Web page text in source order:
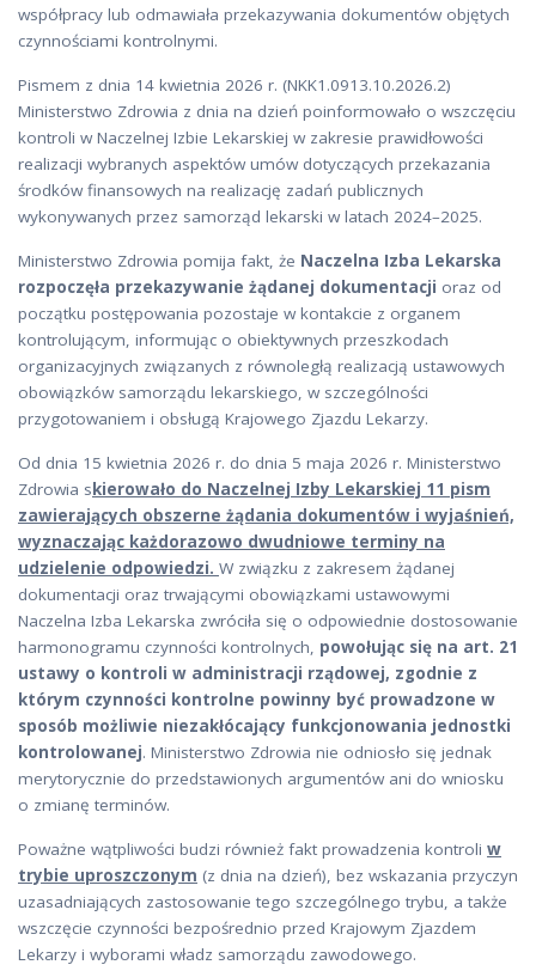
współpracy lub odmawiała przekazywania dokumentów objętych
czynnościami kontrolnymi.
Pismem z dnia 14 kwietnia 2026 r. (NKK1.0913.10.2026.2)
Ministerstwo Zdrowia z dnia na dzień poinformowało o wszczęciu
kontroli w Naczelnej Izbie Lekarskiej w zakresie prawidłowości
realizacji wybranych aspektów umów dotyczących przekazania
środków finansowych na realizację zadań publicznych
wykonywanych przez samorząd lekarski w latach 2024–2025.
Ministerstwo Zdrowia pomija fakt, że Naczelna Izba Lekarska
rozpoczęła przekazywanie żądanej dokumentacji oraz od
początku postępowania pozostaje w kontakcie z organem
kontrolującym, informując o obiektywnych przeszkodach
organizacyjnych związanych z równoległą realizacją ustawowych
obowiązków samorządu lekarskiego, w szczególności
przygotowaniem i obsługą Krajowego Zjazdu Lekarzy.
Od dnia 15 kwietnia 2026 r. do dnia 5 maja 2026 r. Ministerstwo
Zdrowia skierowało do Naczelnej Izby Lekarskiej 11 pism
zawierających obszerne żądania dokumentów i wyjaśnień,
wyznaczając każdorazowo dwudniowe terminy na
udzielenie odpowiedzi. W związku z zakresem żądanej
dokumentacji oraz trwającymi obowiązkami ustawowymi
Naczelna Izba Lekarska zwróciła się o odpowiednie dostosowanie
harmonogramu czynności kontrolnych, powołując się na art. 21
ustawy o kontroli w administracji rządowej, zgodnie z
którym czynności kontrolne powinny być prowadzone w
sposób możliwie niezakłócający funkcjonowania jednostki
kontrolowanej. Ministerstwo Zdrowia nie odniosło się jednak
merytorycznie do przedstawionych argumentów ani do wniosku
o zmianę terminów.
Poważne wątpliwości budzi również fakt prowadzenia kontroli w
trybie uproszczonym (z dnia na dzień), bez wskazania przyczyn
uzasadniających zastosowanie tego szczególnego trybu, a także
wszczęcie czynności bezpośrednio przed Krajowym Zjazdem
Lekarzy i wyborami władz samorządu zawodowego.